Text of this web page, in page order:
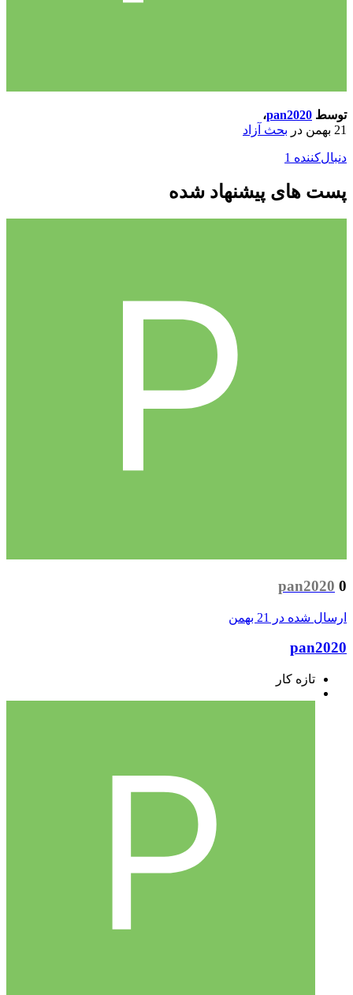
توسط pan2020،
21 بهمن
در بحث آزاد
دنبال‌کننده 1
پست های پیشنهاد شده
pan2020 0
ارسال شده در 21 بهمن
pan2020
تازه کار